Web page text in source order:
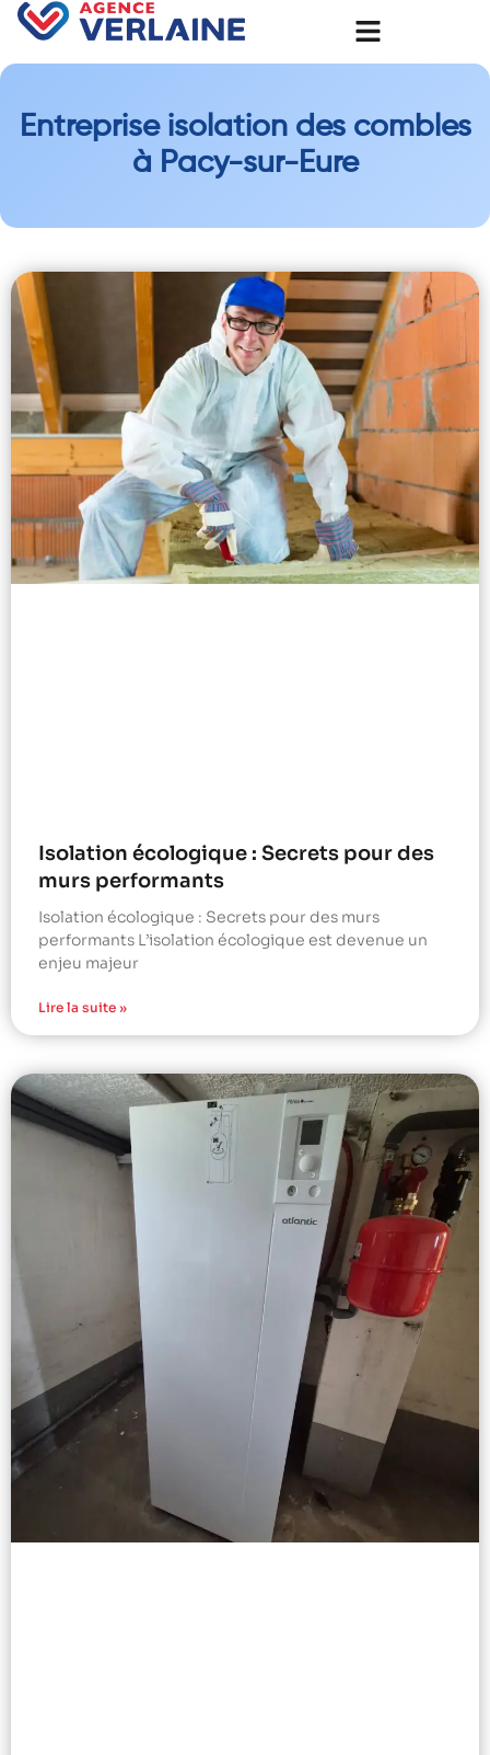
Entreprise isolation des combles
à Pacy-sur-Eure
Isolation écologique : Secrets pour des
murs performants
Isolation écologique : Secrets pour des murs
performants L’isolation écologique est devenue un
enjeu majeur
Lire la suite »